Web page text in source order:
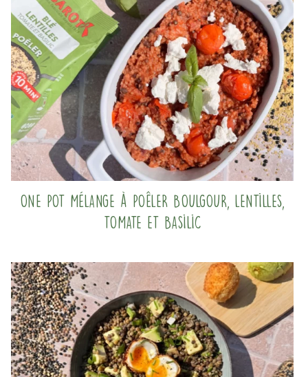
One pot mélange à poêler boulgour, lentilles,
tomate et basilic